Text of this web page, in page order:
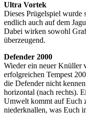
Ultra Vortek
Dieses Prügelspiel wurde
endlich auch auf dem
Dabei wirken sowohl
überzeugend.
Defender 2000
Wieder ein neuer Knüller
erfolgreichen Tempest
die Defender nicht
horizontal (nach rechts).
Umwelt kommt auf Euch
niederknallen, was Euch